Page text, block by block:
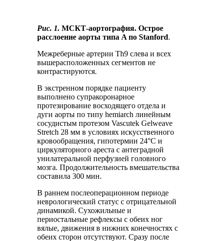
Рис. 1. МСКТ-аортография. Острое
расслоение аорты типа A по Stanford.
Межреберные артерии Th9 слева и всех
вышерасположенных сегментов не
контрастируются.
В экстренном порядке пациенту
выполнено супракоронарное
протезирование восходящего отдела и
дуги аорты по типу hemiarch линейным
сосудистым протезом Vascutek Gelweave
Stretch 28 мм в условиях искусственного
кровообращения, гипотермии 24°C и
циркуляторного ареста с антеградной
унилатеральной перфузией головного
мозга. Продолжительность вмешательства
составила 300 мин.
В раннем послеоперационном периоде
неврологический статус с отрицательной
динамикой. Сухожильные и
периостальные рефлексы с обеих ног
вялые, движения в нижних конечностях с
обеих сторон отсутствуют. Сразу после